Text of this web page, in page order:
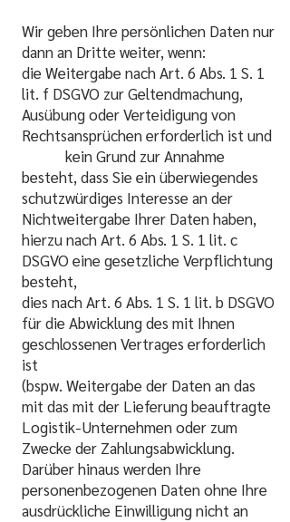
Wir geben Ihre persönlichen Daten nur
dann an Dritte weiter, wenn:
die Weitergabe nach Art. 6 Abs. 1 S. 1
lit. f DSGVO zur Geltendmachung,
Ausübung oder Verteidigung von
Rechtsansprüchen erforderlich ist und
kein Grund zur Annahme
besteht, dass Sie ein überwiegendes
schutzwürdiges Interesse an der
Nichtweitergabe Ihrer Daten haben,
hierzu nach Art. 6 Abs. 1 S. 1 lit. c
DSGVO eine gesetzliche Verpflichtung
besteht,
dies nach Art. 6 Abs. 1 S. 1 lit. b DSGVO
für die Abwicklung des mit Ihnen
geschlossenen Vertrages erforderlich
ist
(bspw. Weitergabe der Daten an das
mit das mit der Lieferung beauftragte
Logistik-Unternehmen oder zum
Zwecke der Zahlungsabwicklung.
Darüber hinaus werden Ihre
personenbezogenen Daten ohne Ihre
ausdrückliche Einwilligung nicht an